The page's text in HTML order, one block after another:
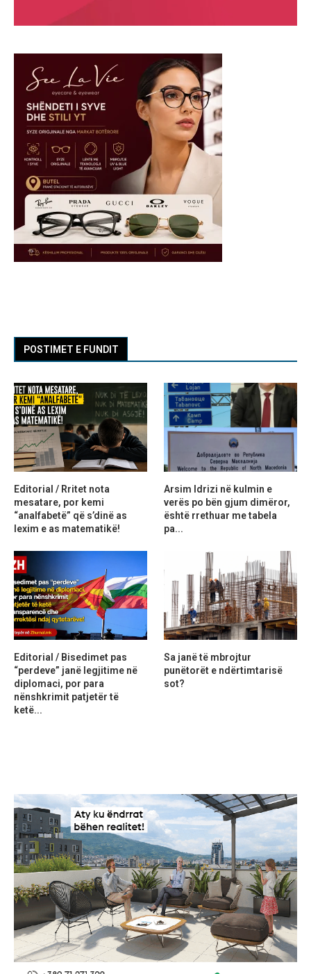
POSTIMET E FUNDIT
Editorial / Rritet nota
mesatare, por kemi
“analfabetë” që s’dinë as
lexim e as matematikë!
Arsim Idrizi në kulmin e
verës po bën gjum dimëror,
është rrethuar me tabela
pa...
Editorial / Bisedimet pas
“perdeve” janë legjitime në
diplomaci, por para
nënshkrimit patjetër të
ketë...
Sa janë të mbrojtur
punëtorët e ndërtimtarisë
sot?